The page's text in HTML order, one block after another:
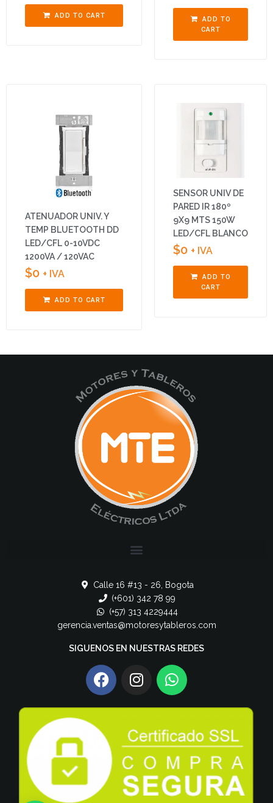
ADD TO CART
ADD TO
CART
ATENUADOR UNIV. Y
TEMP BLUETOOTH DD
LED/CFL 0-10VDC
1200VA / 120VAC
$0 + IVA
ADD TO CART
SENSOR UNIV DE
PARED IR 180º
9X9 MTS 150W
LED/CFL BLANCO
$0 + IVA
ADD TO
CART
Calle 16 #13 - 26, Bogota
(+601) 342 78 99
(+57) 313 4229444
gerencia.ventas@motoresytableros.com
SIGUENOS EN NUESTRAS REDES